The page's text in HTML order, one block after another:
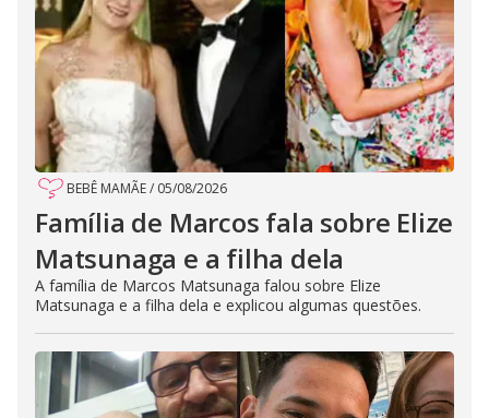
BEBÊ MAMÃE/ 05/08/2026
Família de Marcos fala sobre Elize
Matsunaga e a filha dela
A família de Marcos Matsunaga falou sobre Elize
Matsunaga e a filha dela e explicou algumas questões.